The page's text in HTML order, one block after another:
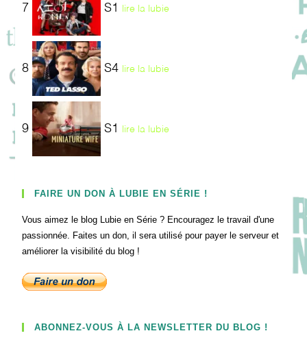
7 S1 lire la lubie
8 S4 lire la lubie
9 S1 lire la lubie
FAIRE UN DON À LUBIE EN SÉRIE !
Vous aimez le blog Lubie en Série ? Encouragez le travail d'une
passionnée. Faites un don, il sera utilisé pour payer le serveur et
améliorer la visibilité du blog !
ABONNEZ-VOUS À LA NEWSLETTER DU BLOG !